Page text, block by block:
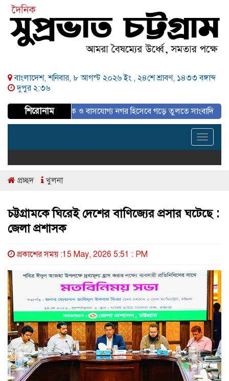
বাংলাদেশ, শনিবার, ৮ আগস্ট ২০২৬ ইং , ২৪শে শ্রাবণ, ১৪৩৩ বঙ্গাব্দ
দুপুর ২:৩৬
শিরোনাম
আধুনিক ও বাসযোগ্য নগর হিসেবে গড়ে তুলতে সাংবাদিকদের
Toggle
প্রচ্ছদ খুলনা
চট্টগ্রামকে ঘিরেই দেশের বাণিজ্যের প্রসার ঘটেছে :
জেলা প্রশাসক
প্রকাশের সময় :15 May, 2026 5:51 : PM